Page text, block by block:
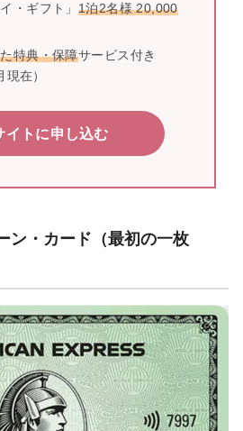
・ギフト」 1泊2名様 20,000
特典・保障サービス付き
在）
イトに申し込む
ン・カード（最初の一枚